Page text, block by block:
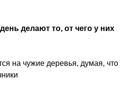
делают то, от чего у них
на чужие деревья, думая, что